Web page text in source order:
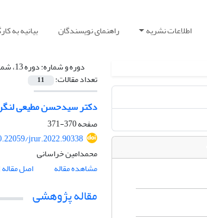
اطلاعات نشریه راهنمای نویسندگان بیانیه به
دوره و شماره:دوره 13، شماره 3، پاییز 1401
تعداد مقالات: 11
دکتر سیدحسن مطیعی
صفحه370-371
jrur.2022.90338
محمدامین خراسانی
مشاهده مقاله
اصل مقاله
مقاله پژوهشی